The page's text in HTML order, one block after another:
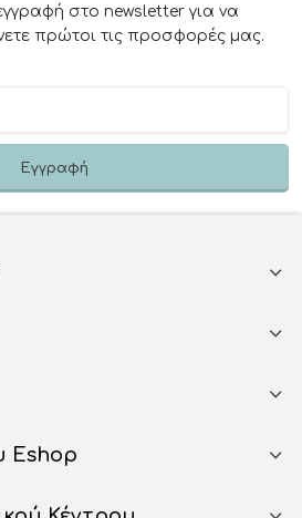
στο newsletter για να
πρώτοι τις προσφορές μας.
Eshop